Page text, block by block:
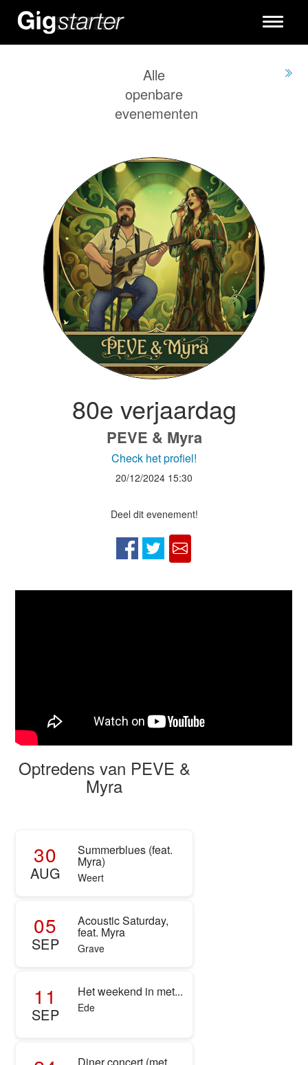
Toggle
Alle
openbare
evenementen
80e verjaardag
PEVE & Myra
Check het profiel!
20/12/2024 15:30
Deel dit evenement!
Optredens van PEVE &
Myra
30
AUG
Summerblues (feat.
Myra)
Weert
05
SEP
Acoustic Saturday,
feat. Myra
Grave
11
SEP
Het weekend in met...
Ede